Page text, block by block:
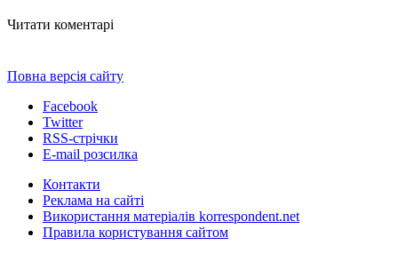
Читати коментарі
Повна версія сайту
Facebook
Twitter
RSS-стрічки
E-mail розсилка
Контакти
Реклама на сайті
Використання матеріалів korrespondent.net
Правила користування сайтом